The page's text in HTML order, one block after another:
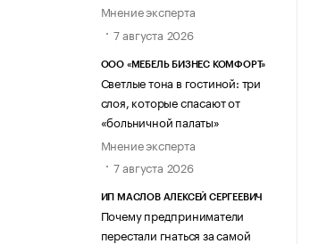
Мнение эксперта
7 августа 2026
ООО «МЕБЕЛЬ БИЗНЕС КОМФОРТ»
Светлые тона в гостиной: три
слоя, которые спасают от
«больничной палаты»
Мнение эксперта
7 августа 2026
ИП МАСЛОВ АЛЕКСЕЙ СЕРГЕЕВИЧ
Почему предприниматели
перестали гнаться за самой